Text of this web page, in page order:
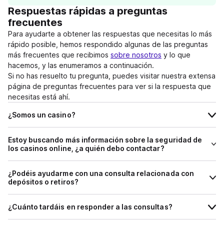
Respuestas rápidas a preguntas
frecuentes
Para ayudarte a obtener las respuestas que necesitas lo más
rápido posible, hemos respondido algunas de las preguntas
más frecuentes que recibimos sobre nosotros y lo que
hacemos, y las enumeramos a continuación.
Si no has resuelto tu pregunta, puedes visitar nuestra extensa
página de preguntas frecuentes para ver si la respuesta que
necesitas está ahí.
¿Somos un casino?
Estoy buscando más información sobre la seguridad de
los casinos online, ¿a quién debo contactar?
¿Podéis ayudarme con una consulta relacionada con
depósitos o retiros?
¿Cuánto tardáis en responder a las consultas?